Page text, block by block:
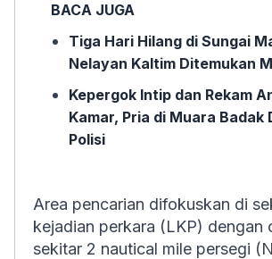
BACA JUGA
Tiga Hari Hilang di Sungai
Nelayan Kaltim Ditemukan
Kepergok Intip dan Rekam
Kamar, Pria di Muara Badak
Polisi
Area pencarian difokuskan di
kejadian perkara (LKP) dengan
sekitar 2 nautical mile persegi